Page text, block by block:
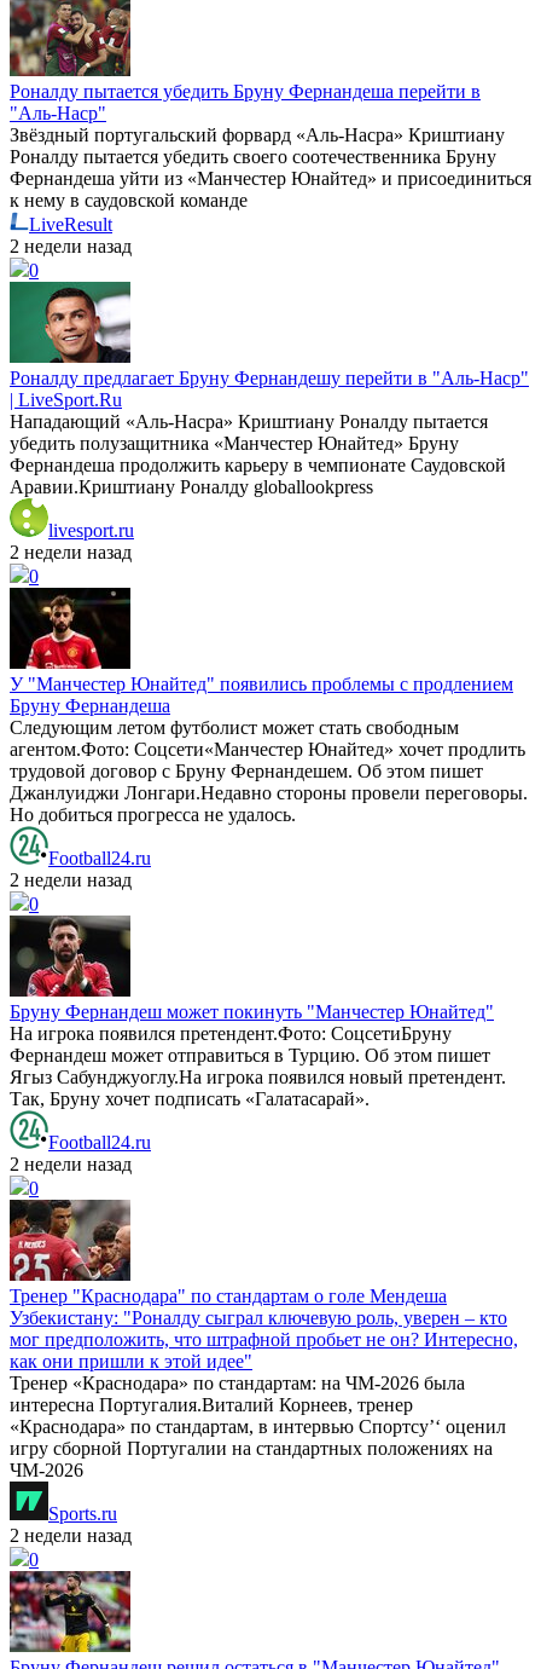
Роналду пытается убедить Бруну Фернандеша перейти в
"Аль-Наср"
Звёздный португальский форвард «Аль-Насра» Криштиану
Роналду пытается убедить своего соотечественника Бруну
Фернандеша уйти из «Манчестер Юнайтед» и присоединиться
к нему в саудовской команде
LiveResult
2 недели назад
0
Роналду предлагает Бруну Фернандешу перейти в "Аль-Наср"
| LiveSport.Ru
Нападающий «Аль-Насра» Криштиану Роналду пытается
убедить полузащитника «Манчестер Юнайтед» Бруну
Фернандеша продолжить карьеру в чемпионате Саудовской
Аравии.Криштиану Роналду globallookpress
livesport.ru
2 недели назад
0
У "Манчестер Юнайтед" появились проблемы с продлением
Бруну Фернандеша
Следующим летом футболист может стать свободным
агентом.Фото: Соцсети«Манчестер Юнайтед» хочет продлить
трудовой договор с Бруну Фернандешем. Об этом пишет
Джанлуиджи Лонгари.Недавно стороны провели переговоры.
Но добиться прогресса не удалось.
Football24.ru
2 недели назад
0
Бруну Фернандеш может покинуть "Манчестер Юнайтед"
На игрока появился претендент.Фото: СоцсетиБруну
Фернандеш может отправиться в Турцию. Об этом пишет
Ягыз Сабунджуоглу.На игрока появился новый претендент.
Так, Бруну хочет подписать «Галатасарай».
Football24.ru
2 недели назад
0
Тренер "Краснодара" по стандартам о голе Мендеша
Узбекистану: "Роналду сыграл ключевую роль, уверен – кто
мог предположить, что штрафной пробьет не он? Интересно,
как они пришли к этой идее"
Тренер «Краснодара» по стандартам: на ЧМ-2026 была
интересна Португалия.Виталий Корнеев, тренер
«Краснодара» по стандартам, в интервью Спортсу’‘ оценил
игру сборной Португалии на стандартных положениях на
ЧМ-2026
Sports.ru
2 недели назад
0